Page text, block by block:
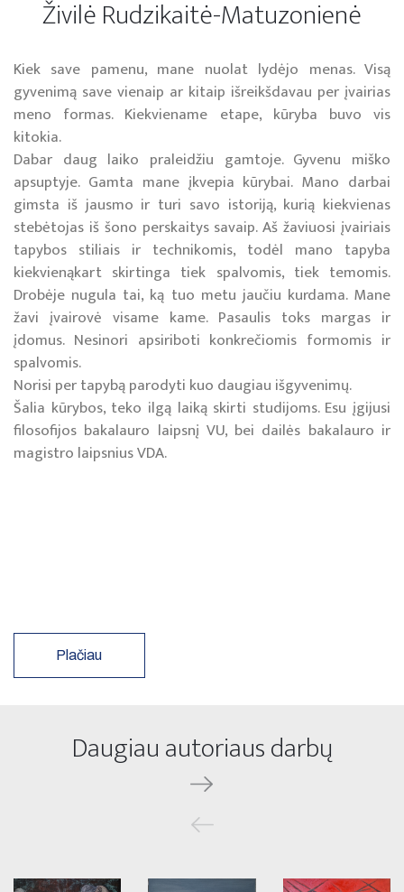
Živilė Rudzikaitė-Matuzonienė
Kiek save pamenu, mane nuolat lydėjo menas. Visą
gyvenimą save vienaip ar kitaip išreikšdavau per įvairias
meno formas. Kiekviename etape, kūryba buvo vis
kitokia.
Dabar daug laiko praleidžiu gamtoje. Gyvenu miško
apsuptyje. Gamta mane įkvepia kūrybai. Mano darbai
gimsta iš jausmo ir turi savo istoriją, kurią kiekvienas
stebėtojas iš šono perskaitys savaip. Aš žaviuosi įvairiais
tapybos stiliais ir technikomis, todėl mano tapyba
kiekvienąkart skirtinga tiek spalvomis, tiek temomis.
Drobėje nugula tai, ką tuo metu jaučiu kurdama. Mane
žavi įvairovė visame kame. Pasaulis toks margas ir
įdomus. Nesinori apsiriboti konkrečiomis formomis ir
spalvomis.
Norisi per tapybą parodyti kuo daugiau išgyvenimų.
Šalia kūrybos, teko ilgą laiką skirti studijoms. Esu įgijusi
filosofijos bakalauro laipsnį VU, bei dailės bakalauro ir
magistro laipsnius VDA.
Plačiau
Daugiau autoriaus darbų